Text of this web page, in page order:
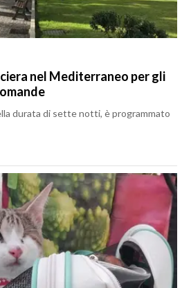
nel Mediterraneo per gli
durata di sette notti, è programmato